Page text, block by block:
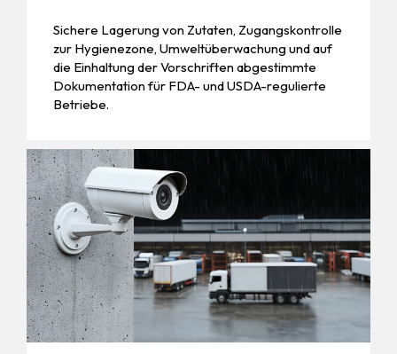
Sichere Lagerung von Zutaten, Zugangskontrolle
zur Hygienezone, Umweltüberwachung und auf
die Einhaltung der Vorschriften abgestimmte
Dokumentation für FDA- und USDA-regulierte
Betriebe.